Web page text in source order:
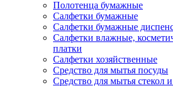
Полотенца бумажные
Салфетки бумажные
Салфетки бумажные
Салфетки влажные,
платки
Салфетки хозяйственные
Средство для мытья посуды
Средство для мытья стекол и